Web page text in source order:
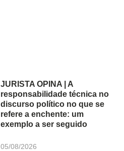
JURISTA OPINA | A
responsabilidade técnica no
discurso político no que se
refere a enchente: um
exemplo a ser seguido
05/08/2026